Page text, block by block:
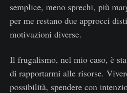
semplice, meno sprechi, più
per me restano due approcci
motivazioni diverse.
Il frugalismo, nel mio caso, è
di rapportarmi alle risorse.
possibilità, spendere con